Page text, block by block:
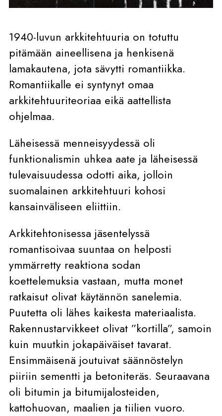
1940-luvun arkkitehtuuria on totuttu
pitämään aineellisena ja henkisenä
lamakautena, jota sävytti romantiikka.
Romantiikalle ei syntynyt omaa
arkkitehtuuriteoriaa eikä aattellista
ohjelmaa.
Läheisessä menneisyydessä oli
funktionalismin uhkea aate ja läheisessä
tulevaisuudessa odotti aika, jolloin
suomalainen arkkitehtuuri kohosi
kansainväliseen eliittiin.
Arkkitehtonisessa jäsentelyssä
romantisoivaa suuntaa on helposti
ymmärretty reaktiona sodan
koettelemuksia vastaan, mutta monet
ratkaisut olivat käytännön sanelemia.
Puutetta oli lähes kaikesta materiaalista.
Rakennustarvikkeet olivat ”kortilla”, samoin
kuin muutkin jokapäiväiset tavarat.
Ensimmäisenä joutuivat säännöstelyn
piiriin sementti ja betoniteräs. Seuraavana
oli bitumin ja bitumijalosteiden,
kattohuovan, maalien ja tiilien vuoro.